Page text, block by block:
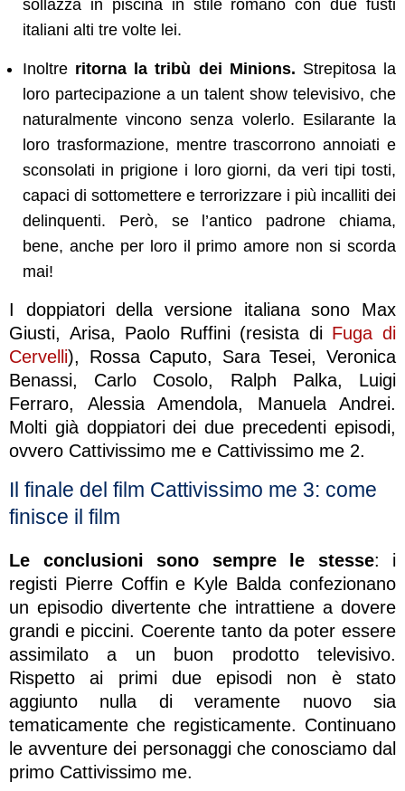
sollazza in piscina in stile romano con due fusti
italiani alti tre volte lei.
Inoltre ritorna la tribù dei Minions. Strepitosa la
loro partecipazione a un talent show televisivo, che
naturalmente vincono senza volerlo. Esilarante la
loro trasformazione, mentre trascorrono annoiati e
sconsolati in prigione i loro giorni, da veri tipi tosti,
capaci di sottomettere e terrorizzare i più incalliti dei
delinquenti. Però, se l’antico padrone chiama,
bene, anche per loro il primo amore non si scorda
mai!
I doppiatori della versione italiana sono Max
Giusti, Arisa, Paolo Ruffini (resista di Fuga di
Cervelli), Rossa Caputo, Sara Tesei, Veronica
Benassi, Carlo Cosolo, Ralph Palka, Luigi
Ferraro, Alessia Amendola, Manuela Andrei.
Molti già doppiatori dei due precedenti episodi,
ovvero Cattivissimo me e Cattivissimo me 2.
Il finale del film Cattivissimo me 3: come
finisce il film
Le conclusioni sono sempre le stesse: i
registi Pierre Coffin e Kyle Balda confezionano
un episodio divertente che intrattiene a dovere
grandi e piccini. Coerente tanto da poter essere
assimilato a un buon prodotto televisivo.
Rispetto ai primi due episodi non è stato
aggiunto nulla di veramente nuovo sia
tematicamente che registicamente. Continuano
le avventure dei personaggi che conosciamo dal
primo Cattivissimo me.